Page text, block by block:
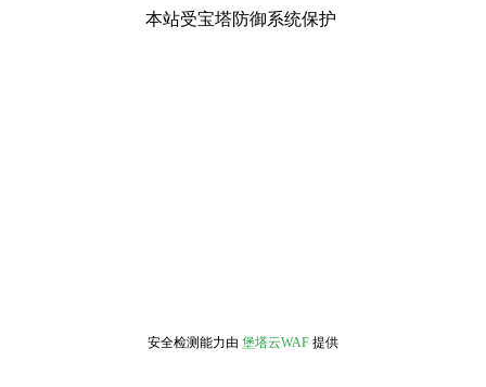
本站受宝塔防御系统保护
安全检测能力由 堡塔云WAF 提供